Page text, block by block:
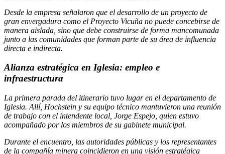
Desde la empresa señalaron que el desarrollo de un proyecto de
gran envergadura como el Proyecto Vicuña no puede concebirse de
manera aislada, sino que debe construirse de forma mancomunada
junto a las comunidades que forman parte de su área de influencia
directa e indirecta.
Alianza estratégica en Iglesia: empleo e
infraestructura
La primera parada del itinerario tuvo lugar en el departamento de
Iglesia. Allí, Hochstein y su equipo técnico mantuvieron una reunión
de trabajo con el intendente local, Jorge Espejo, quien estuvo
acompañado por los miembros de su gabinete municipal.
Durante el encuentro, las autoridades públicas y los representantes
de la compañía minera coincidieron en una visión estratégica